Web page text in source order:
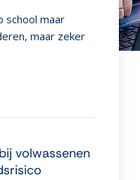
school maar
maar zeker
volwassenen